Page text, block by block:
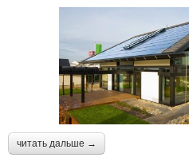
читать дальше →